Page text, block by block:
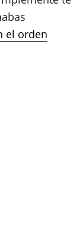
el orden